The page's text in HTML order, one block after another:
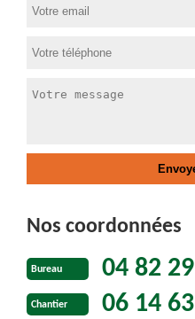
Nos coordonnées
Bureau 04 82
Chantier 06 14